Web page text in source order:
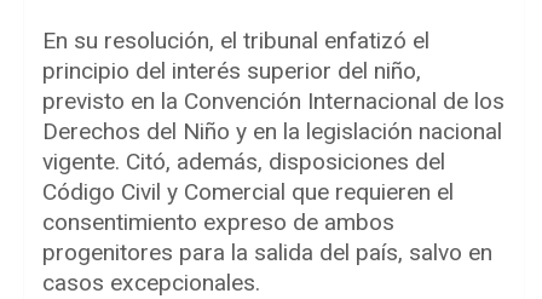
En su resolución, el tribunal enfatizó el
principio del interés superior del niño,
previsto en la Convención Internacional de los
Derechos del Niño y en la legislación nacional
vigente. Citó, además, disposiciones del
Código Civil y Comercial que requieren el
consentimiento expreso de ambos
progenitores para la salida del país, salvo en
casos excepcionales.